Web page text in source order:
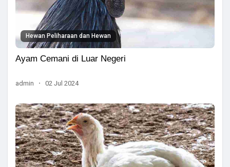
Hewan Peliharaan dan Hewan
Ayam Cemani di Luar Negeri
admin · 02 Jul 2024